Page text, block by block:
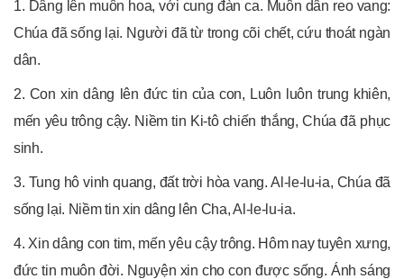
1. Dâng lên muôn hoa, với cung đàn ca. Muôn dân reo vang:
Chúa đã sống lại. Người đã từ trong cõi chết, cứu thoát ngàn
dân.
2. Con xin dâng lên đức tin của con, Luôn luôn trung khiên,
mến yêu trông cậy. Niềm tin Ki-tô chiến thắng, Chúa đã phục
sinh.
3. Tung hô vinh quang, đất trời hòa vang. Al-le-lu-ia, Chúa đã
sống lại. Niềm tin xin dâng lên Cha, Al-le-lu-ia.
4. Xin dâng con tim, mến yêu cậy trông. Hôm nay tuyên xưng,
đức tin muôn đời. Nguyện xin cho con được sống. Ánh sáng